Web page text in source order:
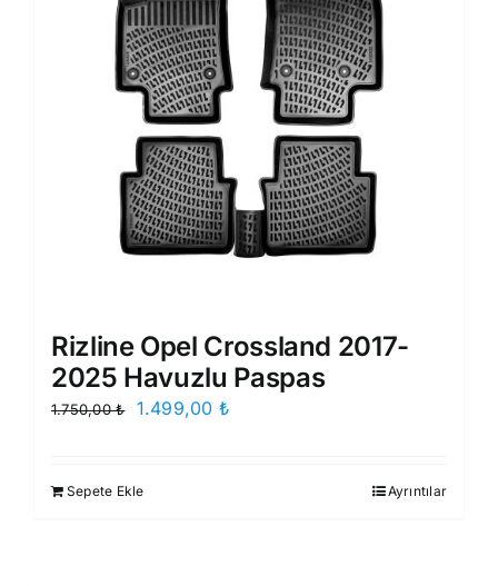
Rizline Opel Crossland 2017-
2025 Havuzlu Paspas
1.750,00₺
Orijinal
1.499,00 ₺
Sepete Ekle Ayrıntılar